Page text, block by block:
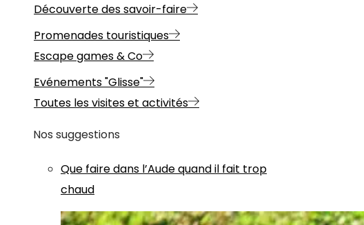
Découverte des savoir-faire
Promenades touristiques
Escape games & Co
Evénements "Glisse"
Toutes les visites et activités
Nos suggestions
Que faire dans l’Aude quand il fait trop
chaud